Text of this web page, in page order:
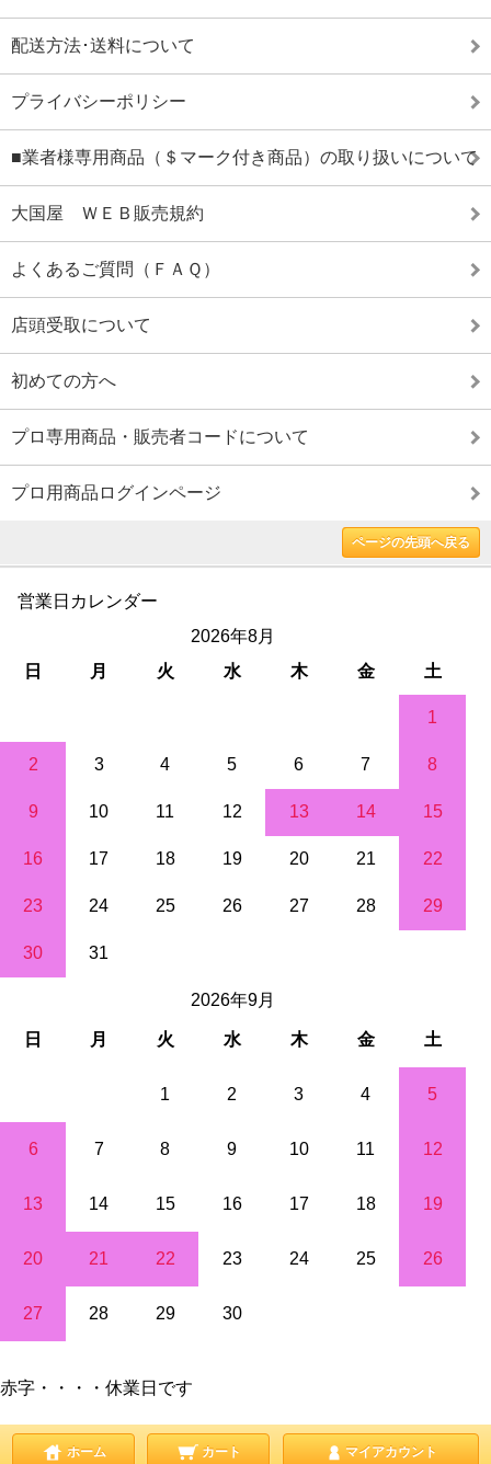
配送方法･送料について
プライバシーポリシー
■業者様専用商品（＄マーク付き商品）の取り扱いについて
大国屋 ＷＥＢ販売規約
よくあるご質問（ＦＡＱ）
店頭受取について
初めての方へ
プロ専用商品・販売者コードについて
プロ用商品ログインページ
ページの先頭へ戻る
営業日カレンダー
2026年8月
日
月 火 水 木 金 土
1
2 3 4 5 6 7 8
9 10 11 12 13 14 15
16 17 18 19 20 21 22
23 24 25 26 27 28 29
30 31
2026年9月
日 月 火 水 木 金 土
1 2 3 4 5
6 7 8 9 10 11 12
13 14 15 16 17 18 19
20 21 22 23 24 25 26
27 28 29 30
赤字・・・・休業日です
ホーム カート マイアカウント